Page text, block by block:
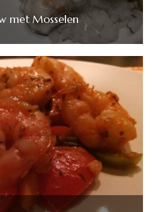
met Mosselen